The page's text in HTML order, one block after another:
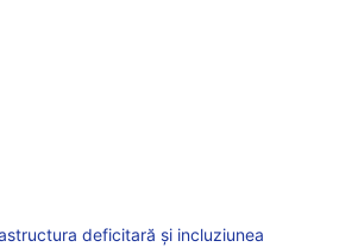
deficitară și incluziunea